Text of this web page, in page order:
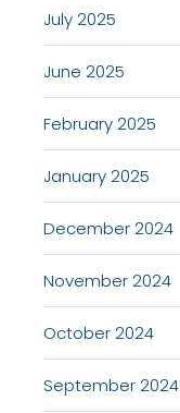
July 2025
June 2025
February 2025
January 2025
December 2024
November 2024
October 2024
September 2024